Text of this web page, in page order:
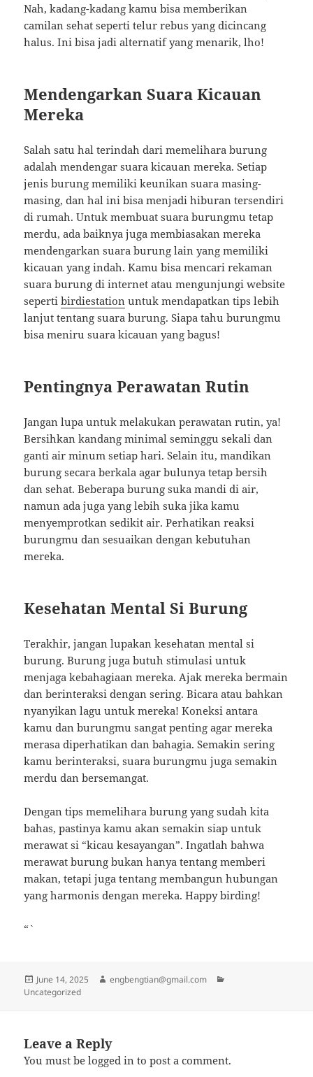
Nah, kadang-kadang kamu bisa memberikan
camilan sehat seperti telur rebus yang dicincang
halus. Ini bisa jadi alternatif yang menarik, lho!
Mendengarkan Suara Kicauan
Mereka
Salah satu hal terindah dari memelihara burung
adalah mendengar suara kicauan mereka. Setiap
jenis burung memiliki keunikan suara masing-
masing, dan hal ini bisa menjadi hiburan tersendiri
di rumah. Untuk membuat suara burungmu tetap
merdu, ada baiknya juga membiasakan mereka
mendengarkan suara burung lain yang memiliki
kicauan yang indah. Kamu bisa mencari rekaman
suara burung di internet atau mengunjungi website
sepertibirdiestation untuk mendapatkan tips lebih
lanjut tentang suara burung. Siapa tahu burungmu
bisa meniru suara kicauan yang bagus!
Pentingnya Perawatan Rutin
Jangan lupa untuk melakukan perawatan rutin, ya!
Bersihkan kandang minimal seminggu sekali dan
ganti air minum setiap hari. Selain itu, mandikan
burung secara berkala agar bulunya tetap bersih
dan sehat. Beberapa burung suka mandi di air,
namun ada juga yang lebih suka jika kamu
menyemprotkan sedikit air. Perhatikan reaksi
burungmu dan sesuaikan dengan kebutuhan
mereka.
Kesehatan Mental Si Burung
Terakhir, jangan lupakan kesehatan mental si
burung. Burung juga butuh stimulasi untuk
menjaga kebahagiaan mereka. Ajak mereka bermain
dan berinteraksi dengan sering. Bicara atau bahkan
nyanyikan lagu untuk mereka! Koneksi antara
kamu dan burungmu sangat penting agar mereka
merasa diperhatikan dan bahagia. Semakin sering
kamu berinteraksi, suara burungmu juga semakin
merdu dan bersemangat.
Dengan tips memelihara burung yang sudah kita
bahas, pastinya kamu akan semakin siap untuk
merawat si “kicau kesayangan”. Ingatlah bahwa
merawat burung bukan hanya tentang memberi
makan, tetapi juga tentang membangun hubungan
yang harmonis dengan mereka. Happy birding!
“`
Posted
on
June 14, 2025 Author
engbengtian@gmail.com
Uncategorized
Leave a Reply
You must belogged in to post a comment.